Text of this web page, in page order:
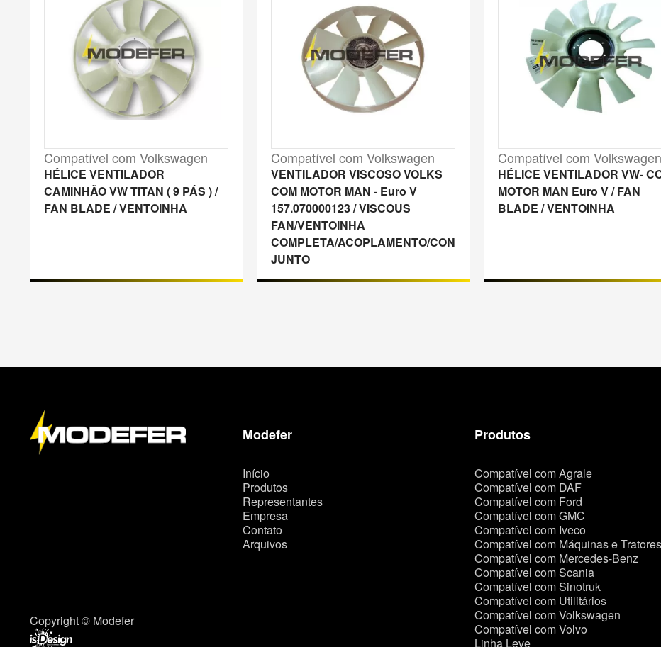
Compatível com Volkswagen
HÉLICE VENTILADOR
CAMINHÃO VW TITAN ( 9 PÁS ) /
FAN BLADE / VENTOINHA
Compatível com Volkswagen
VENTILADOR VISCOSO VOLKS
COM MOTOR MAN - Euro V
157.070000123 / VISCOUS
FAN/VENTOINHA
COMPLETA/ACOPLAMENTO/CON
JUNTO
Compatível com Volkswagen
HÉLICE VENTILADOR VW-
MOTOR MAN Euro V / FAN
BLADE / VENTOINHA
M
Modefer
Início
Produtos
Representantes
Empresa
Contato
Arquivos
Produtos
Compatível com Agrale
Compatível com DAF
Compatível com Ford
Compatível com GMC
Compatível com Iveco
Compatível com Máquinas e Tratores
Compatível com Mercedes-Benz
Compatível com Scania
Compatível com Sinotruk
Compatível com Utilitários
Compatível com Volkswagen
Compatível com Volvo
Linha Leve
Copyright © Modefer